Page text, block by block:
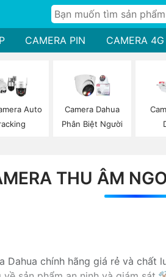
CAMERA PIN CAMERA 4G
Auto
Camera Dahua
Phân Biệt Người
THU ÂM
Dahua chính hãng giá rẻ và chất